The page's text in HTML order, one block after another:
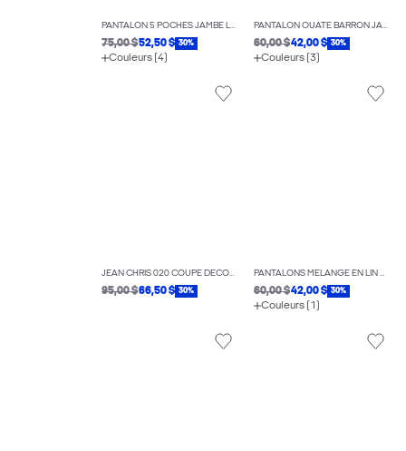
PANTALON 5 POCHES JAMBE LARGE
75,00 $52,50 $ 30%
Couleurs (4)
PANTALON OUATÉ BARRON JAMBE LARGE
60,00 $42,00 $ 30%
Couleurs (3)
JEAN CHRIS 020 COUPE DÉCONTRACTÉE
95,00 $66,50 $ 30%
PANTALONS MÉLANGE EN LIN COUPE BALLON
60,00 $42,00 $ 30%
Couleurs (1)